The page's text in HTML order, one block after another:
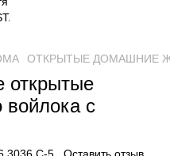
ОТКРЫТЫЕ ДОМАШНИЕ
открытые
войлока с